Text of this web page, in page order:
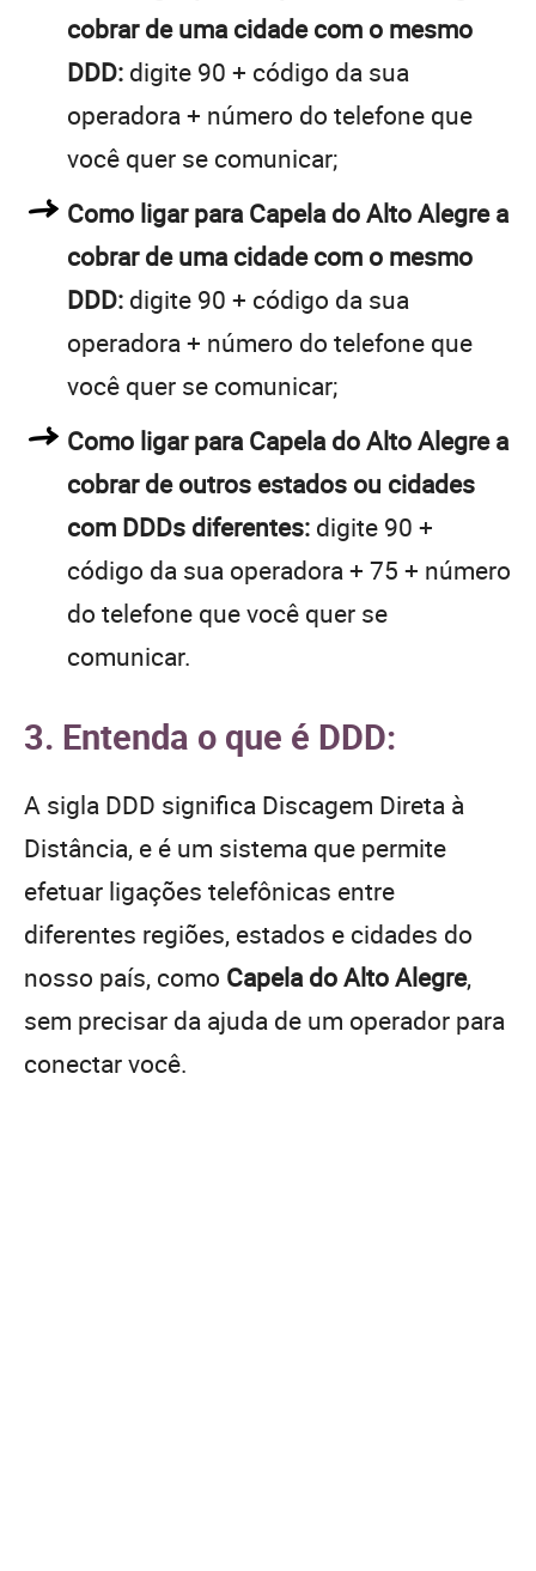
cobrar de uma cidade com o mesmo
DDD: digite 90 + código da sua
operadora + número do telefone que
você quer se comunicar;
Como ligar para Capela do Alto Alegre a
cobrar de uma cidade com o mesmo
DDD: digite 90 + código da sua
operadora + número do telefone que
você quer se comunicar;
Como ligar para Capela do Alto Alegre a
cobrar de outros estados ou cidades
com DDDs diferentes: digite 90 +
código da sua operadora + 75 + número
do telefone que você quer se
comunicar.
3. Entenda o que é DDD:
A sigla DDD significa Discagem Direta à
Distância, e é um sistema que permite
efetuar ligações telefônicas entre
diferentes regiões, estados e cidades do
nosso país, como Capela do Alto Alegre,
sem precisar da ajuda de um operador para
conectar você.